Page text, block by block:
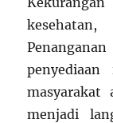
masyarakat
menjadi